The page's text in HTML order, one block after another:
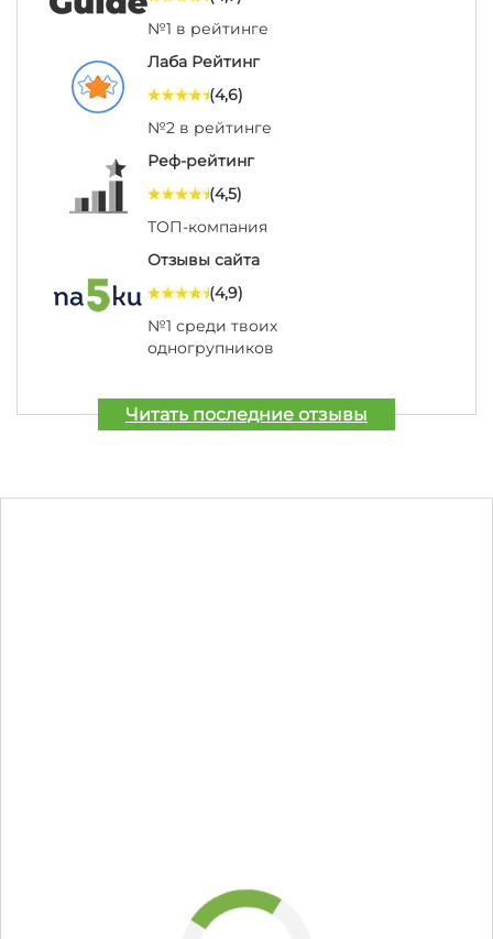
№1 в рейтинге
Лаба Рейтинг
(4,6)
№2 в рейтинге
Реф-рейтинг
(4,5)
ТОП-компания
Отзывы сайта
(4,9)
№1 среди твоих
одногрупников
Читать последние отзывы